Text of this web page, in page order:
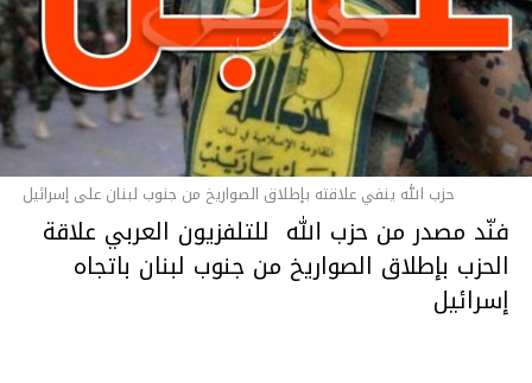
متابعة
قسم الاخبـار
حزب الله ينفي علاقته بإطلاق الصواريخ من جنوب لبنان على إسرائيل
فنّد مصدر من حزب الله للتلفزيون العربي علاقة
الحزب بإطلاق الصواريخ من جنوب لبنان باتجاه
إسرائيل